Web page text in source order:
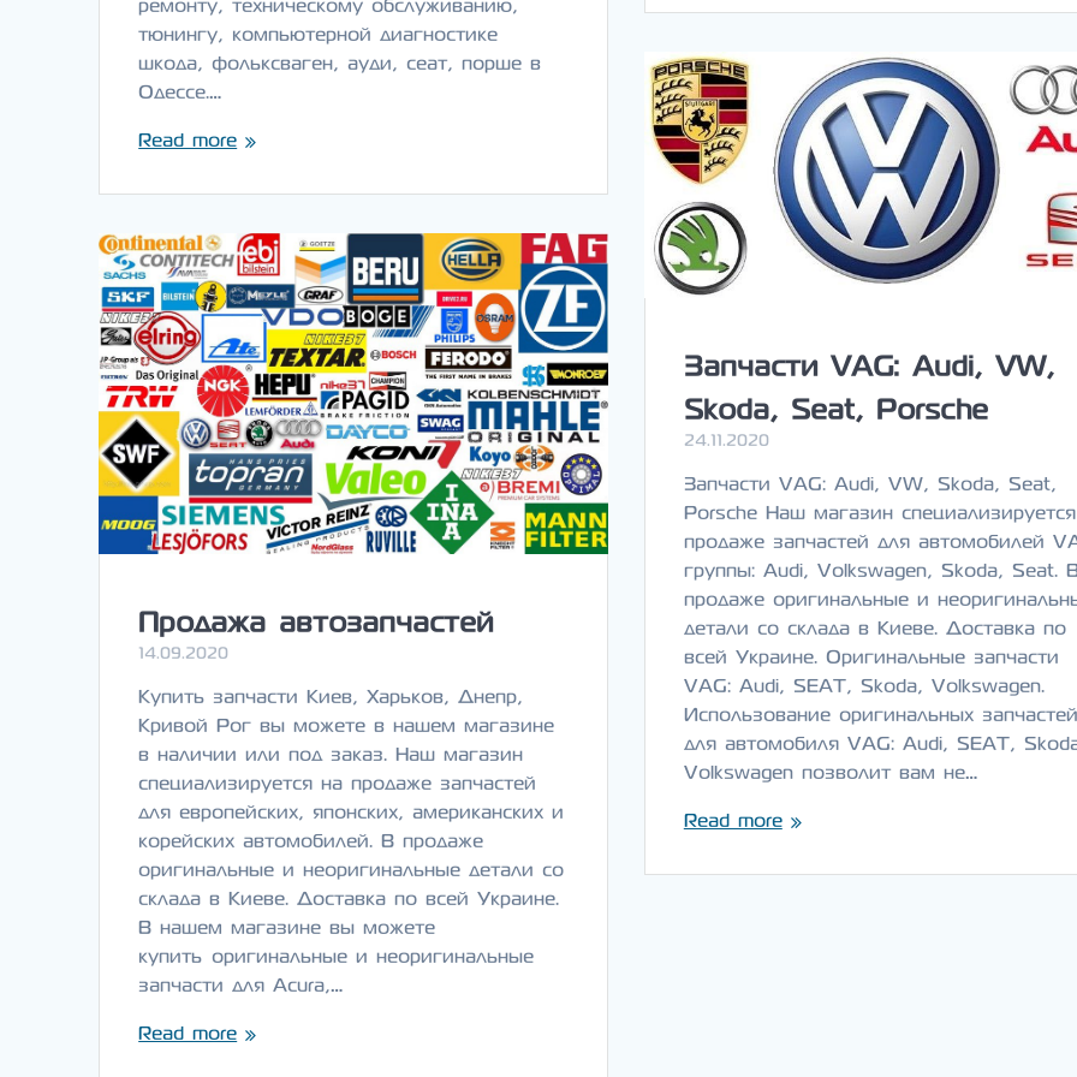
ремонту, техническому обслуживанию,
тюнингу, компьютерной диагностике
шкода, фольксваген, ауди, сеат, порше в
Одессе.…
Read more
Запчасти VAG: Audi, VW,
Skoda, Seat, Porsche
24.11.2020
Запчасти VAG: Audi, VW, Skoda, Seat,
Porsche Наш магазин
продаже запчастей для автомобилей
группы: Audi, Volkswagen, Skoda, Seat.
продаже оригинальные и
детали со склада в Киеве. Доставка по
всей Украине. Оригинальные запчасти
VAG: Audi, SEAT, Skoda, Volkswagen.
Использование оригинальных запчастей
для автомобиля VAG: Audi, SEAT,
Volkswagen позволит вам не…
Read more
Продажа автозапчастей
14.09.2020
Купить запчасти Киев, Харьков, Днепр,
Кривой Рог вы можете в нашем магазине
в наличии или под заказ. Наш магазин
специализируется на продаже запчастей
для европейских, японских, американских и
корейских автомобилей. В продаже
оригинальные и неоригинальные детали со
склада в Киеве. Доставка по всей Украине.
В нашем магазине вы можете
купить оригинальные и неоригинальные
запчасти для Acura,…
Read more